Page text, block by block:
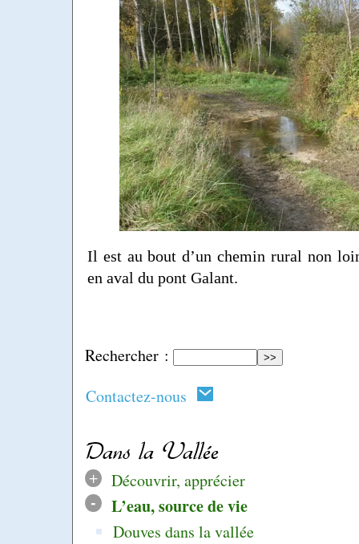
Rechercher :
Contactez-nous
Dans la Vallée
+ Découvrir, apprécier
- L’eau, source de vie
Douves dans la vallée
Il est au bout d’un chemin rural non
en aval du pont Galant.